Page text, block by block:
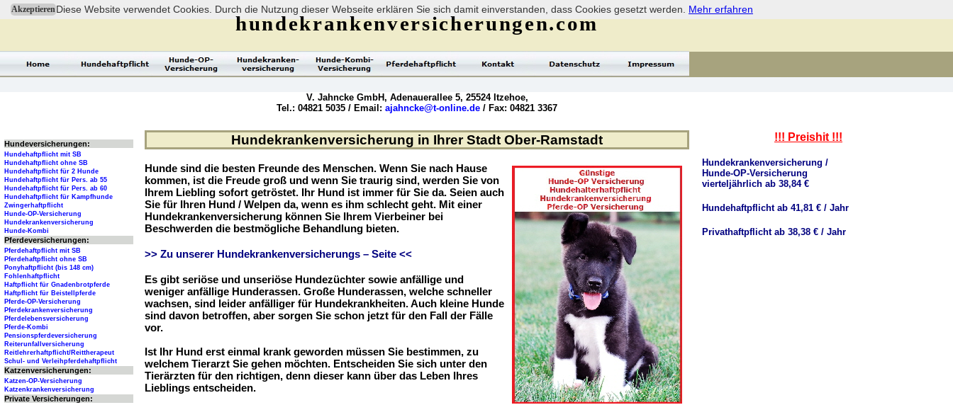
AkzeptierenDiese Website verwendet Cookies. Durch die Nutzung dieser Webseite erklären Sie sich damit einverstanden, dass Cookies gesetzt werden. Mehr erfahren
Hundekrankenversicherung in Ihrer Stadt Ober-Ramstadt
Hunde sind die besten Freunde des Menschen. Wenn Sie nach Hause
kommen, ist die Freude groß und wenn Sie traurig sind, werden Sie von
Ihrem Liebling sofort getröstet. Ihr Hund ist immer für Sie da. Seien auch
Sie für Ihren Hund / Welpen da, wenn es ihm schlecht geht. Mit einer
Hundekrankenversicherung können Sie Ihrem Vierbeiner bei
Beschwerden die bestmögliche Behandlung bieten.
>> Zu unserer Hundekrankenversicherungs – Seite <<
Es gibt seriöse und unseriöse Hundezüchter sowie anfällige und
weniger anfällige Hunderassen. Große Hunderassen, welche schneller
wachsen, sind leider anfälliger für Hundekrankheiten. Auch kleine Hunde
sind davon betroffen, aber sorgen Sie schon jetzt für den Fall der Fälle
vor.
Ist Ihr Hund erst einmal krank geworden müssen Sie bestimmen, zu
welchem Tierarzt Sie gehen möchten. Entscheiden Sie sich unter den
Tierärzten für den richtigen, denn dieser kann über das Leben Ihres
Lieblings entscheiden.
Hundeversicherungen:
Hundehaftpflicht mit SB
Hundehaftpflicht ohne SB
Hundehaftpflicht für 2 Hunde
Hundehaftpflicht für Pers. ab 55
Hundehaftpflicht für Pers. ab 60
Hundehaftpflicht für Kampfhunde
Zwingerhaftpflicht
Hunde-OP-Versicherung
Hundekrankenversicherung
Hunde-Kombi
Pferdeversicherungen:
Pferdehaftpflicht mit SB
Pferdehaftpflicht ohne SB
Ponyhaftpflicht (bis 148 cm)
Fohlenhaftpflicht
Haftpflicht für Gnadenbrotpferde
Haftpflicht für Beistellpferde
Pferde-OP-Versicherung
Pferdekrankenversicherung
Pferdelebensversicherung
Pferde-Kombi
Pensionspferdeversicherung
Reiterunfallversicherung
Reitlehrerhaftpflicht/Reittherapeut
Schul- und Verleihpferdehaftpflicht
Katzenversicherungen:
Katzen-OP-Versicherung
Katzenkrankenversicherung
Private Versicherungen:
hundekrankenversicherungen.com
V. Jahncke GmbH, Adenauerallee 5, 25524 Itzehoe,
Tel.: 04821 5035 / Email: ajahncke@t-online.de / Fax: 04821 3367
!!! Preishit !!!
Hundekrankenversicherung /
Hunde-OP-Versicherung
vierteljährlich ab 38,84 €
Hundehaftpflicht ab 41,81 € / Jahr
Privathaftpflicht ab 38,38 € / Jahr